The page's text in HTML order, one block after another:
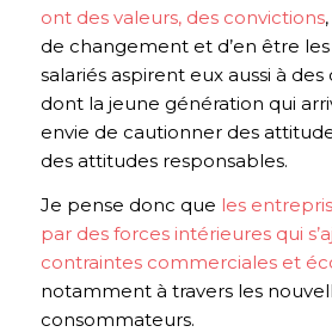
ont des valeurs, des convictions
de changement et d’en être
salariés aspirent eux aussi à
dont la jeune génération qui
envie de cautionner des
des attitudes responsables.
Je pense donc que les
par des forces intérieures qui
contraintes commerciales et
notamment à travers les
consommateurs.